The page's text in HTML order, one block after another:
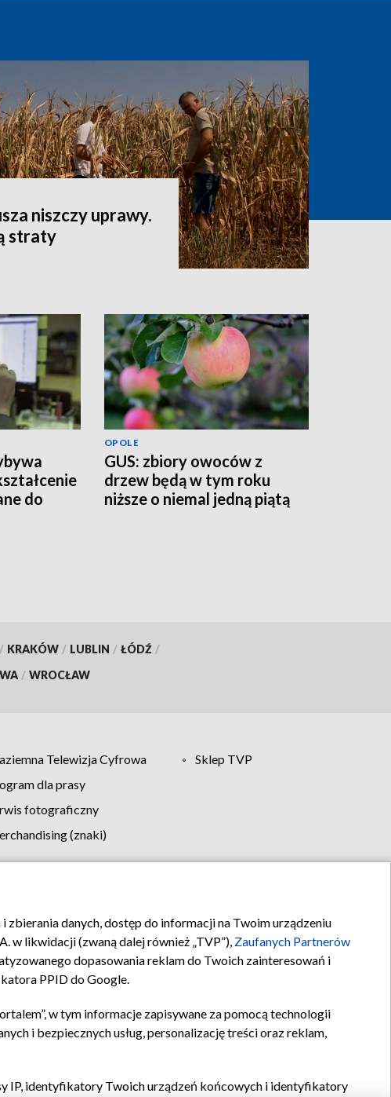
niszczy uprawy.
straty
do
OPOLE
GUS: zbiory owoców z
drzew będą w tym roku
niższe o niemal jedną piątą
/ KRAKÓW / LUBLIN / ŁÓDŹ /
/ WROCŁAW
Telewizja Cyfrowa
Sklep TVP
dla prasy
fotograficzny
(znaki)
reklamy Kontakt
danych, dostęp do informacji na Twoim urządzeniu
w likwidacji (zwaną dalej również „TVP”), Zaufanych Partnerów
dopasowania reklam do Twoich zainteresowań i
PPID do Google.
w tym informacje zapisywane za pomocą technologii
i bezpiecznych usług, personalizację treści oraz reklam,
IP, identyfikatory Twoich urządzeń końcowych i identyfikatory